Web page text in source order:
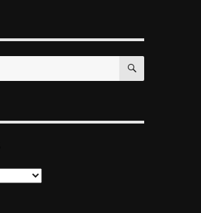
SEARCH